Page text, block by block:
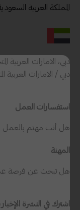
المملكة العربية
دبي / الامارات العربية
استفسارات العمل
هل أنت مهتم بالعمل
المهنة
هل تبحث عن فرصة
اشترك في النشرة
تابع نشراتنا
الاسم
الدولة